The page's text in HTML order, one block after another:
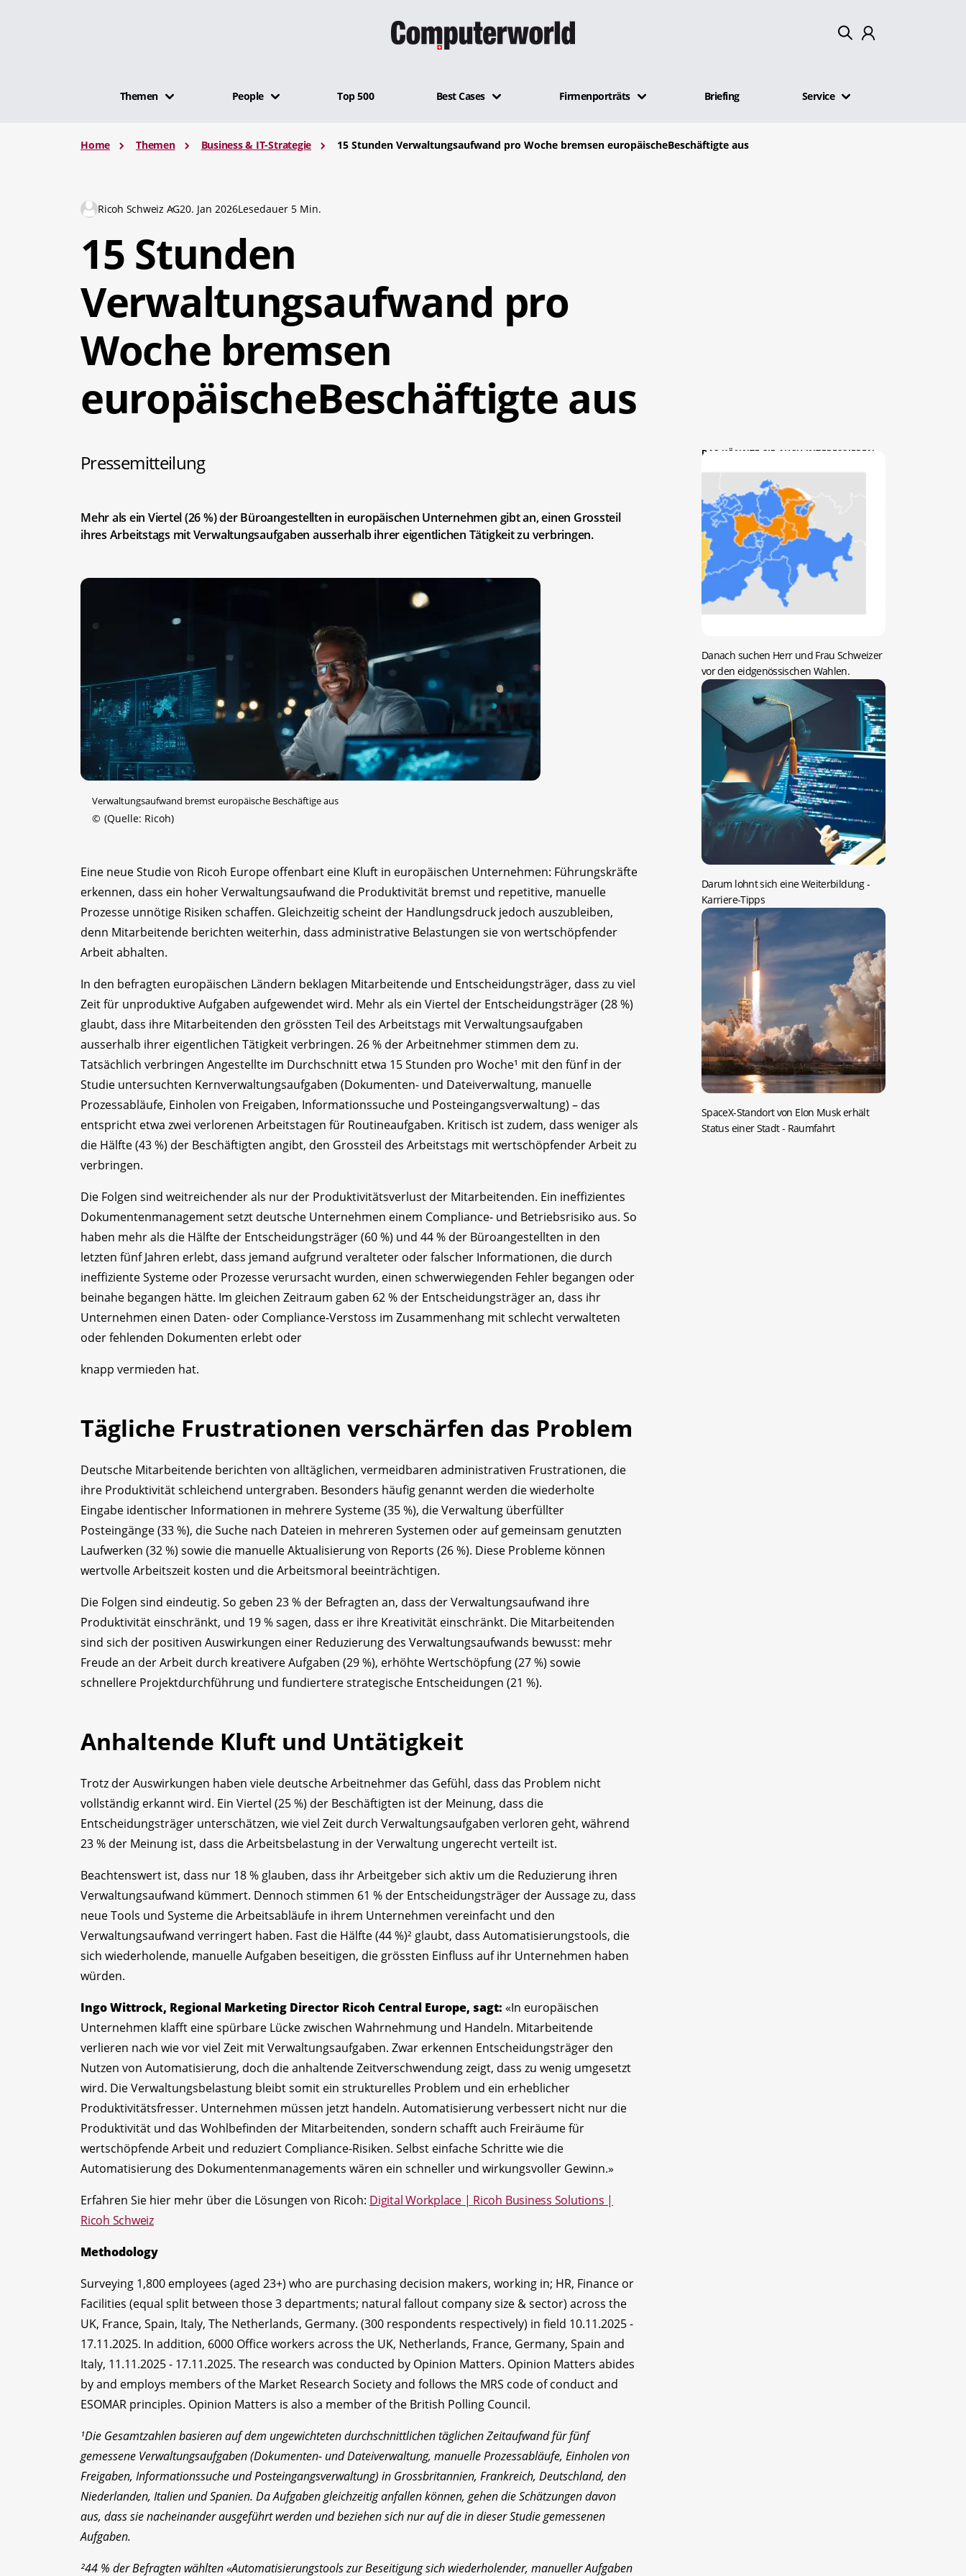
Abmelden
Themen People Top 500 Best Cases Firmenporträts Briefing Service
Home Themen Business & IT-Strategie 15 Stunden Verwaltungsaufwand pro Woche bremsen europäischeBeschäftigte aus
Ricoh Schweiz AG20. Jan 2026Lesedauer 5 Min.
15 Stunden
Verwaltungsaufwand pro
Woche bremsen
europäischeBeschäftigte aus
Pressemitteilung
Mehr als ein Viertel (26 %) der Büroangestellten in europäischen Unternehmen gibt an, einen Grossteil
ihres Arbeitstags mit Verwaltungsaufgaben ausserhalb ihrer eigentlichen Tätigkeit zu verbringen.
Verwaltungsaufwand bremst europäische Beschäftige aus
© (Quelle: Ricoh)
Eine neue Studie von Ricoh Europe offenbart eine Kluft in europäischen Unternehmen: Führungskräfte
erkennen, dass ein hoher Verwaltungsaufwand die Produktivität bremst und repetitive, manuelle
Prozesse unnötige Risiken schaffen. Gleichzeitig scheint der Handlungsdruck jedoch auszubleiben,
denn Mitarbeitende berichten weiterhin, dass administrative Belastungen sie von wertschöpfender
Arbeit abhalten.
In den befragten europäischen Ländern beklagen Mitarbeitende und Entscheidungsträger, dass zu viel
Zeit für unproduktive Aufgaben aufgewendet wird. Mehr als ein Viertel der Entscheidungsträger (28 %)
glaubt, dass ihre Mitarbeitenden den grössten Teil des Arbeitstags mit Verwaltungsaufgaben
ausserhalb ihrer eigentlichen Tätigkeit verbringen. 26 % der Arbeitnehmer stimmen dem zu.
Tatsächlich verbringen Angestellte im Durchschnitt etwa 15 Stunden pro Woche¹ mit den fünf in der
Studie untersuchten Kernverwaltungsaufgaben (Dokumenten- und Dateiverwaltung, manuelle
Prozessabläufe, Einholen von Freigaben, Informationssuche und Posteingangsverwaltung) – das
entspricht etwa zwei verlorenen Arbeitstagen für Routineaufgaben. Kritisch ist zudem, dass weniger als
die Hälfte (43 %) der Beschäftigten angibt, den Grossteil des Arbeitstags mit wertschöpfender Arbeit zu
verbringen.
Die Folgen sind weitreichender als nur der Produktivitätsverlust der Mitarbeitenden. Ein ineffizientes
Dokumentenmanagement setzt deutsche Unternehmen einem Compliance- und Betriebsrisiko aus. So
haben mehr als die Hälfte der Entscheidungsträger (60 %) und 44 % der Büroangestellten in den
letzten fünf Jahren erlebt, dass jemand aufgrund veralteter oder falscher Informationen, die durch
ineffiziente Systeme oder Prozesse verursacht wurden, einen schwerwiegenden Fehler begangen oder
beinahe begangen hätte. Im gleichen Zeitraum gaben 62 % der Entscheidungsträger an, dass ihr
Unternehmen einen Daten- oder Compliance-Verstoss im Zusammenhang mit schlecht verwalteten
oder fehlenden Dokumenten erlebt oder
knapp vermieden hat.
Tägliche Frustrationen verschärfen das Problem
Deutsche Mitarbeitende berichten von alltäglichen, vermeidbaren administrativen Frustrationen, die
ihre Produktivität schleichend untergraben. Besonders häufig genannt werden die wiederholte
Eingabe identischer Informationen in mehrere Systeme (35 %), die Verwaltung überfüllter
Posteingänge (33 %), die Suche nach Dateien in mehreren Systemen oder auf gemeinsam genutzten
Laufwerken (32 %) sowie die manuelle Aktualisierung von Reports (26 %). Diese Probleme können
wertvolle Arbeitszeit kosten und die Arbeitsmoral beeinträchtigen.
Die Folgen sind eindeutig. So geben 23 % der Befragten an, dass der Verwaltungsaufwand ihre
Produktivität einschränkt, und 19 % sagen, dass er ihre Kreativität einschränkt. Die Mitarbeitenden
sind sich der positiven Auswirkungen einer Reduzierung des Verwaltungsaufwands bewusst: mehr
Freude an der Arbeit durch kreativere Aufgaben (29 %), erhöhte Wertschöpfung (27 %) sowie
schnellere Projektdurchführung und fundiertere strategische Entscheidungen (21 %).
Anhaltende Kluft und Untätigkeit
Trotz der Auswirkungen haben viele deutsche Arbeitnehmer das Gefühl, dass das Problem nicht
vollständig erkannt wird. Ein Viertel (25 %) der Beschäftigten ist der Meinung, dass die
Entscheidungsträger unterschätzen, wie viel Zeit durch Verwaltungsaufgaben verloren geht, während
23 % der Meinung ist, dass die Arbeitsbelastung in der Verwaltung ungerecht verteilt ist.
Beachtenswert ist, dass nur 18 % glauben, dass ihr Arbeitgeber sich aktiv um die Reduzierung ihren
Verwaltungsaufwand kümmert. Dennoch stimmen 61 % der Entscheidungsträger der Aussage zu, dass
neue Tools und Systeme die Arbeitsabläufe in ihrem Unternehmen vereinfacht und den
Verwaltungsaufwand verringert haben. Fast die Hälfte (44 %)² glaubt, dass Automatisierungstools, die
sich wiederholende, manuelle Aufgaben beseitigen, die grössten Einfluss auf ihr Unternehmen haben
würden.
Ingo Wittrock, Regional Marketing Director Ricoh Central Europe, sagt: «In europäischen
Unternehmen klafft eine spürbare Lücke zwischen Wahrnehmung und Handeln. Mitarbeitende
verlieren nach wie vor viel Zeit mit Verwaltungsaufgaben. Zwar erkennen Entscheidungsträger den
Nutzen von Automatisierung, doch die anhaltende Zeitverschwendung zeigt, dass zu wenig umgesetzt
wird. Die Verwaltungsbelastung bleibt somit ein strukturelles Problem und ein erheblicher
Produktivitätsfresser. Unternehmen müssen jetzt handeln. Automatisierung verbessert nicht nur die
Produktivität und das Wohlbefinden der Mitarbeitenden, sondern schafft auch Freiräume für
wertschöpfende Arbeit und reduziert Compliance-Risiken. Selbst einfache Schritte wie die
Automatisierung des Dokumentenmanagements wären ein schneller und wirkungsvoller Gewinn.»
Erfahren Sie hier mehr über die Lösungen von Ricoh: Digital Workplace | Ricoh Business Solutions |
Ricoh Schweiz
Methodology
Surveying 1,800 employees (aged 23+) who are purchasing decision makers, working in; HR, Finance or
Facilities (equal split between those 3 departments; natural fallout company size & sector) across the
UK, France, Spain, Italy, The Netherlands, Germany. (300 respondents respectively) in field 10.11.2025 -
17.11.2025. In addition, 6000 Office workers across the UK, Netherlands, France, Germany, Spain and
Italy, 11.11.2025 - 17.11.2025. The research was conducted by Opinion Matters. Opinion Matters abides
by and employs members of the Market Research Society and follows the MRS code of conduct and
ESOMAR principles. Opinion Matters is also a member of the British Polling Council.
¹Die Gesamtzahlen basieren auf dem ungewichteten durchschnittlichen täglichen Zeitaufwand für fünf
gemessene Verwaltungsaufgaben (Dokumenten- und Dateiverwaltung, manuelle Prozessabläufe, Einholen von
Freigaben, Informationssuche und Posteingangsverwaltung) in Grossbritannien, Frankreich, Deutschland, den
Niederlanden, Italien und Spanien. Da Aufgaben gleichzeitig anfallen können, gehen die Schätzungen davon
aus, dass sie nacheinander ausgeführt werden und beziehen sich nur auf die in dieser Studie gemessenen
Aufgaben.
²44 % der Befragten wählten «Automatisierungstools zur Beseitigung sich wiederholender, manueller Aufgaben
DAS KÖNNTE SIE AUCH INTERESSIEREN:
Danach suchen Herr und Frau Schweizer
vor den eidgenössischen Wahlen.
Darum lohnt sich eine Weiterbildung-
Karriere-Tipps
SpaceX-Standort von Elon Musk erhält
Status einer Stadt- Raumfahrt